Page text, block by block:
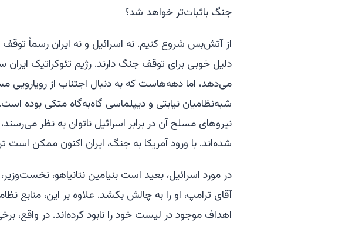
جنگ باثبات‌تر خواهد شد؟
از آتش‌بس شروع کنیم. نه اسرائیل و نه ایران رسماً توقف
دلیل خوبی برای توقف جنگ دارند. رژیم تئوکراتیک
می‌دهد، اما دهه‌هاست که به دنبال اجتناب از رویارویی
شبه‌نظامیان نیابتی و دیپلماسی گاه‌به‌گاه متکی بوده
نیروهای مسلح آن در برابر اسرائیل ناتوان به نظر
شده‌اند. با ورود آمریکا به جنگ، ایران اکنون ممکن
در مورد اسرائیل، بعید است بنیامین نتانیاهو،
آقای ترامپ، او را به چالش بکشد. علاوه بر این، منابع
اهداف موجود در لیست خود را نابود کرده‌اند. در واقع،